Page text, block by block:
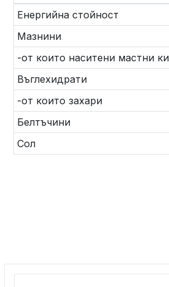
Енергийна стойност
Мазнини
-от които наситени мастни
Въглехидрати
-от които захари
Белтъчини
Сол